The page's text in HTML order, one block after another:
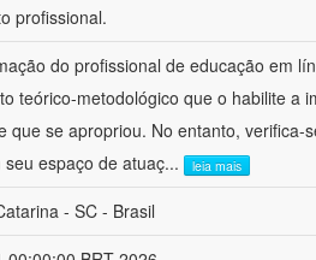
profissional.
do profissional de educação em
teórico-metodológico que o habilite a
se apropriou. No entanto, verifica-
espaço de atuaç... leia mais
- SC - Brasil